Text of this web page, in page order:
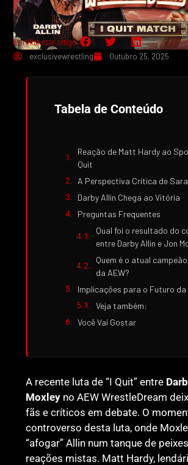
Partilha este artigo:
exclusivewrestling
Outubro 25, 2025
Tabela de Conteúdo
Reação de Matt Hardy ao
Quit
A Perspectiva Crítica de
Darby Allin Chega ao Vitória
Preguntas Frequentes
Qual foi o resultado do
entre Darby Allin e Jon
Quem é o atual
da AEW?
Implicações para o Futuro da
Veja também:
Você Vai Gostar
A recente luta de “I Quit” entre
Moxley no AEW WrestleDream
fãs e críticos em debate. O
controverso desta luta, onde
“afogar” Allin num tanque de
reações mistas. Matt Hardy,